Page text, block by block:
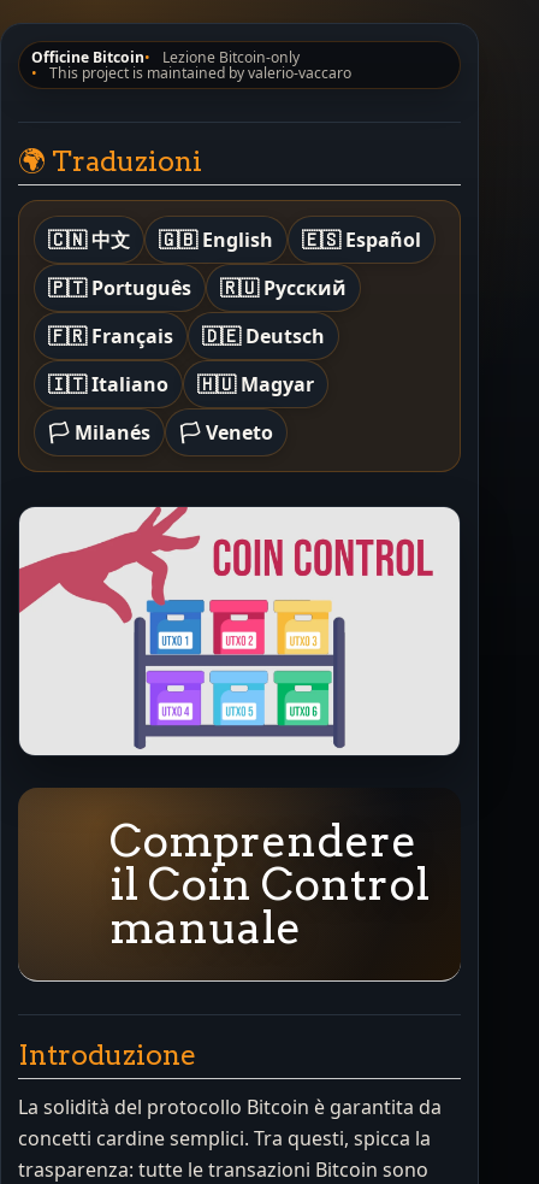
Officine Bitcoin Lezione Bitcoin-only
This project is maintained by valerio-vaccaro
🌍 Traduzioni
🇨🇳 中文 🇬🇧 English
🇪🇸 Español
🇵🇹 Português
🇷🇺 Русский
🇫🇷 Français
🇩🇪 Deutsch
🇮🇹 Italiano
🇭🇺 Magyar
🏳️ Milanés
🏳️ Veneto
Comprendere
il Coin Control
manuale
Introduzione
La solidità del protocollo Bitcoin è garantita da
concetti cardine semplici. Tra questi, spicca la
trasparenza: tutte le transazioni Bitcoin sono